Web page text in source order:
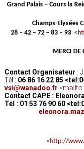
Grand Palais – Cours la
Champs-Elysées
28 – 42 – 72 – 83 – 93 <
MERCI DE
Contact Organisateur :
Tél : 06 86 16 22 85
vsi@wanadoo.fr <
Contact CAPE :
Tél : 01 53 76 90 60
< http://